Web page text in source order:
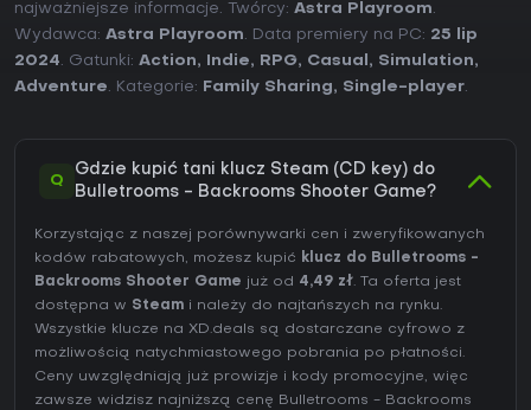
najważniejsze informacje. Twórcy: Astra Playroom.
Wydawca: Astra Playroom. Data premiery na PC: 25 lip
2024. Gatunki: Action, Indie, RPG, Casual , Simulation,
Adventure. Kategorie: Family Sharing, Single-player.
Q
Gdzie kupić tani klucz Steam (CD key) do
Bulletrooms - Backrooms Shooter Game?
Korzystając z naszej porównywarki cen i zweryfikowanych
kodów rabatowych, możesz kupić klucz do Bulletrooms -
Backrooms Shooter Game już od 4,49 zł. Ta oferta jest
dostępna w Steam i należy do najtańszych na rynku.
Wszystkie klucze na XD.deals są dostarczane cyfrowo z
możliwością natychmiastowego pobrania po płatności.
Ceny uwzględniają już prowizje i kody promocyjne, więc
zawsze widzisz najniższą cenę Bulletrooms - Backrooms